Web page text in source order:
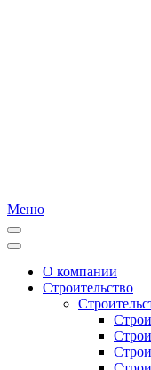
Меню
О компании
Строительство